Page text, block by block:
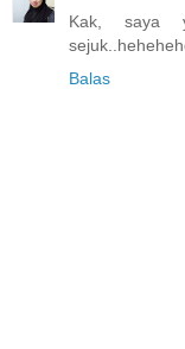
Kak, saya
Balas